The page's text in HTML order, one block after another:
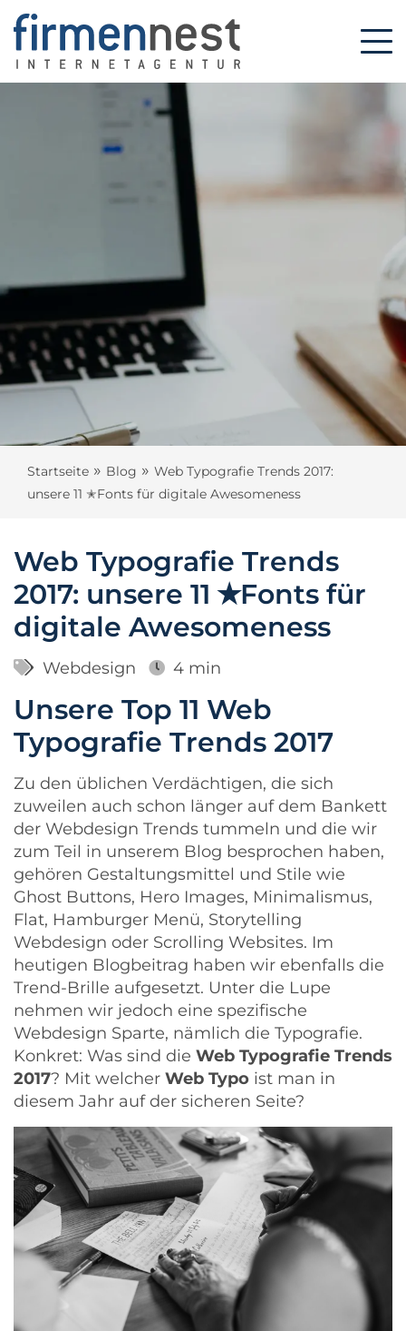
Startseite » Blog » Web Typografie Trends 2017:
unsere 11 ✭Fonts für digitale Awesomeness
Web Typografie Trends
2017: unsere 11 ✭Fonts für
digitale Awesomeness
Webdesign 4 min
Unsere Top 11 Web
Typografie Trends 2017
Zu den üblichen Verdächtigen, die sich
zuweilen auch schon länger auf dem Bankett
der Webdesign Trends tummeln und die wir
zum Teil in unserem Blog besprochen haben,
gehören Gestaltungsmittel und Stile wie
Ghost Buttons, Hero Images, Minimalismus,
Flat, Hamburger Menü, Storytelling
Webdesign oder Scrolling Websites. Im
heutigen Blogbeitrag haben wir ebenfalls die
Trend-Brille aufgesetzt. Unter die Lupe
nehmen wir jedoch eine spezifische
Webdesign Sparte, nämlich die Typografie.
Konkret: Was sind die Web Typografie Trends
2017? Mit welcher Web Typo ist man in
diesem Jahr auf der sicheren Seite?